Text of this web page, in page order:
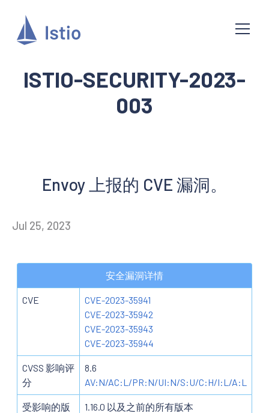
ISTIO-SECURITY-2023-
003
Envoy 上报的 CVE 漏洞。
Jul 25, 2023
安全漏洞详情
CVE
CVE-2023-35941
CVE-2023-35942
CVE-2023-35943
CVE-2023-35944
CVSS 影响评
分
8.6
AV:N/AC:L/PR:N/UI:N/S:U/C:H/I:L/A:L
受影响的版
1.16.0 以及之前的所有版本